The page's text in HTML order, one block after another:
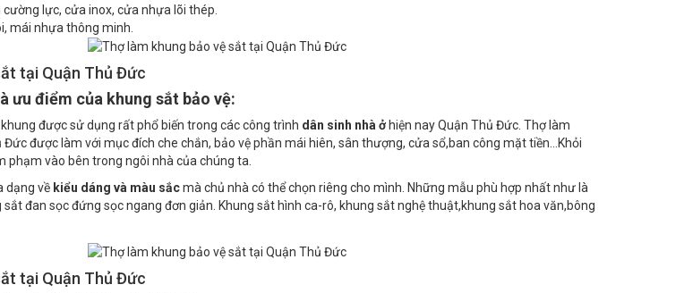
cường lực, cửa inox, cửa nhựa lõi thép.
mái nhựa thông minh.
tại Quận Thủ Đức
ưu điểm của khung sắt bảo vệ:
được sử dụng rất phổ biến trong các công trình dân sinh nhà ởhiện nay Quận Thủ Đức. Thợ làm
Đức được làm với mục đích che chắn, bảo vệ phần mái hiên, sân thượng, cửa sổ,ban công mặt tiền…Khỏi
phạm vào bên trong ngôi nhà của chúng ta.
dạng về kiểu dáng và màu sắcmà chủ nhà có thể chọn riêng cho mình. Những mẫu phù hợp nhất như là
sắt đan sọc đứng sọc ngang đơn giản. Khung sắt hình ca-rô, khung sắt nghệ thuật,khung sắt hoa văn,bông
tại Quận Thủ Đức